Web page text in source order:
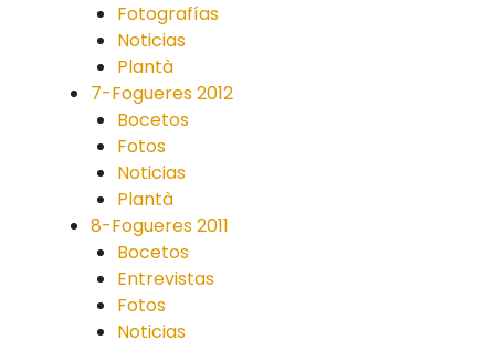
Fotografías
Noticias
Plantà
7-Fogueres 2012
Bocetos
Fotos
Noticias
Plantà
8-Fogueres 2011
Bocetos
Entrevistas
Fotos
Noticias